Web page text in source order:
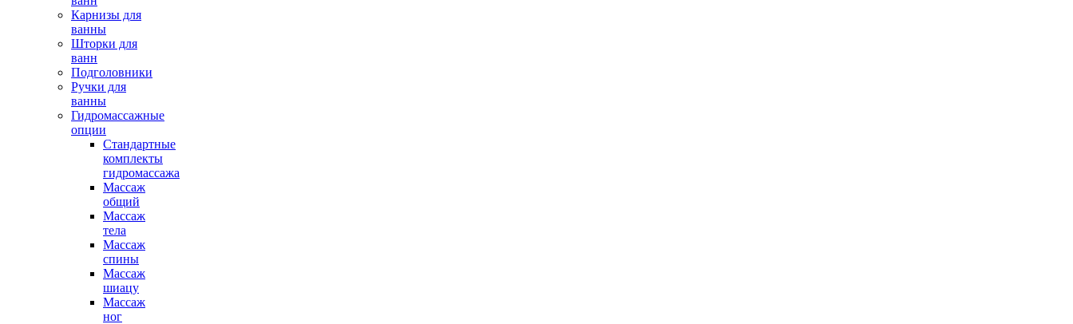
Карнизы для
ванны
Шторки для
ванн
Подголовники
Ручки для
ванны
Гидромассажные
опции
Стандартные
комплекты
гидромассажа
Массаж
общий
Массаж
тела
Массаж
спины
Массаж
шиацу
Массаж
ног